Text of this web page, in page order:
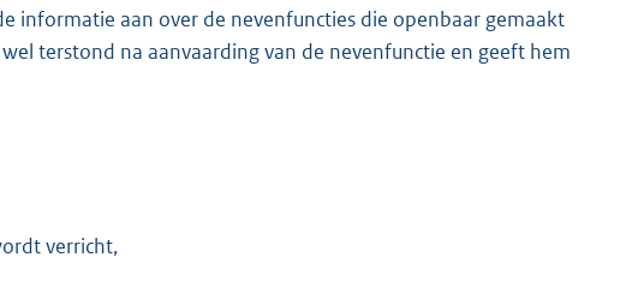
informatie aan over de nevenfuncties die openbaar gemaakt
terstond na aanvaarding van de nevenfunctie en geeft hem
verricht,